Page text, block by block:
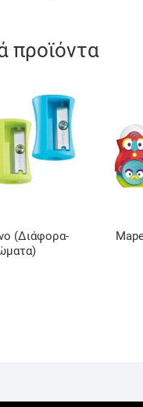
προϊόντα
(Διάφορα-